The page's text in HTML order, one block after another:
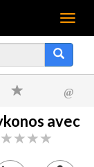
Menu
@
avec